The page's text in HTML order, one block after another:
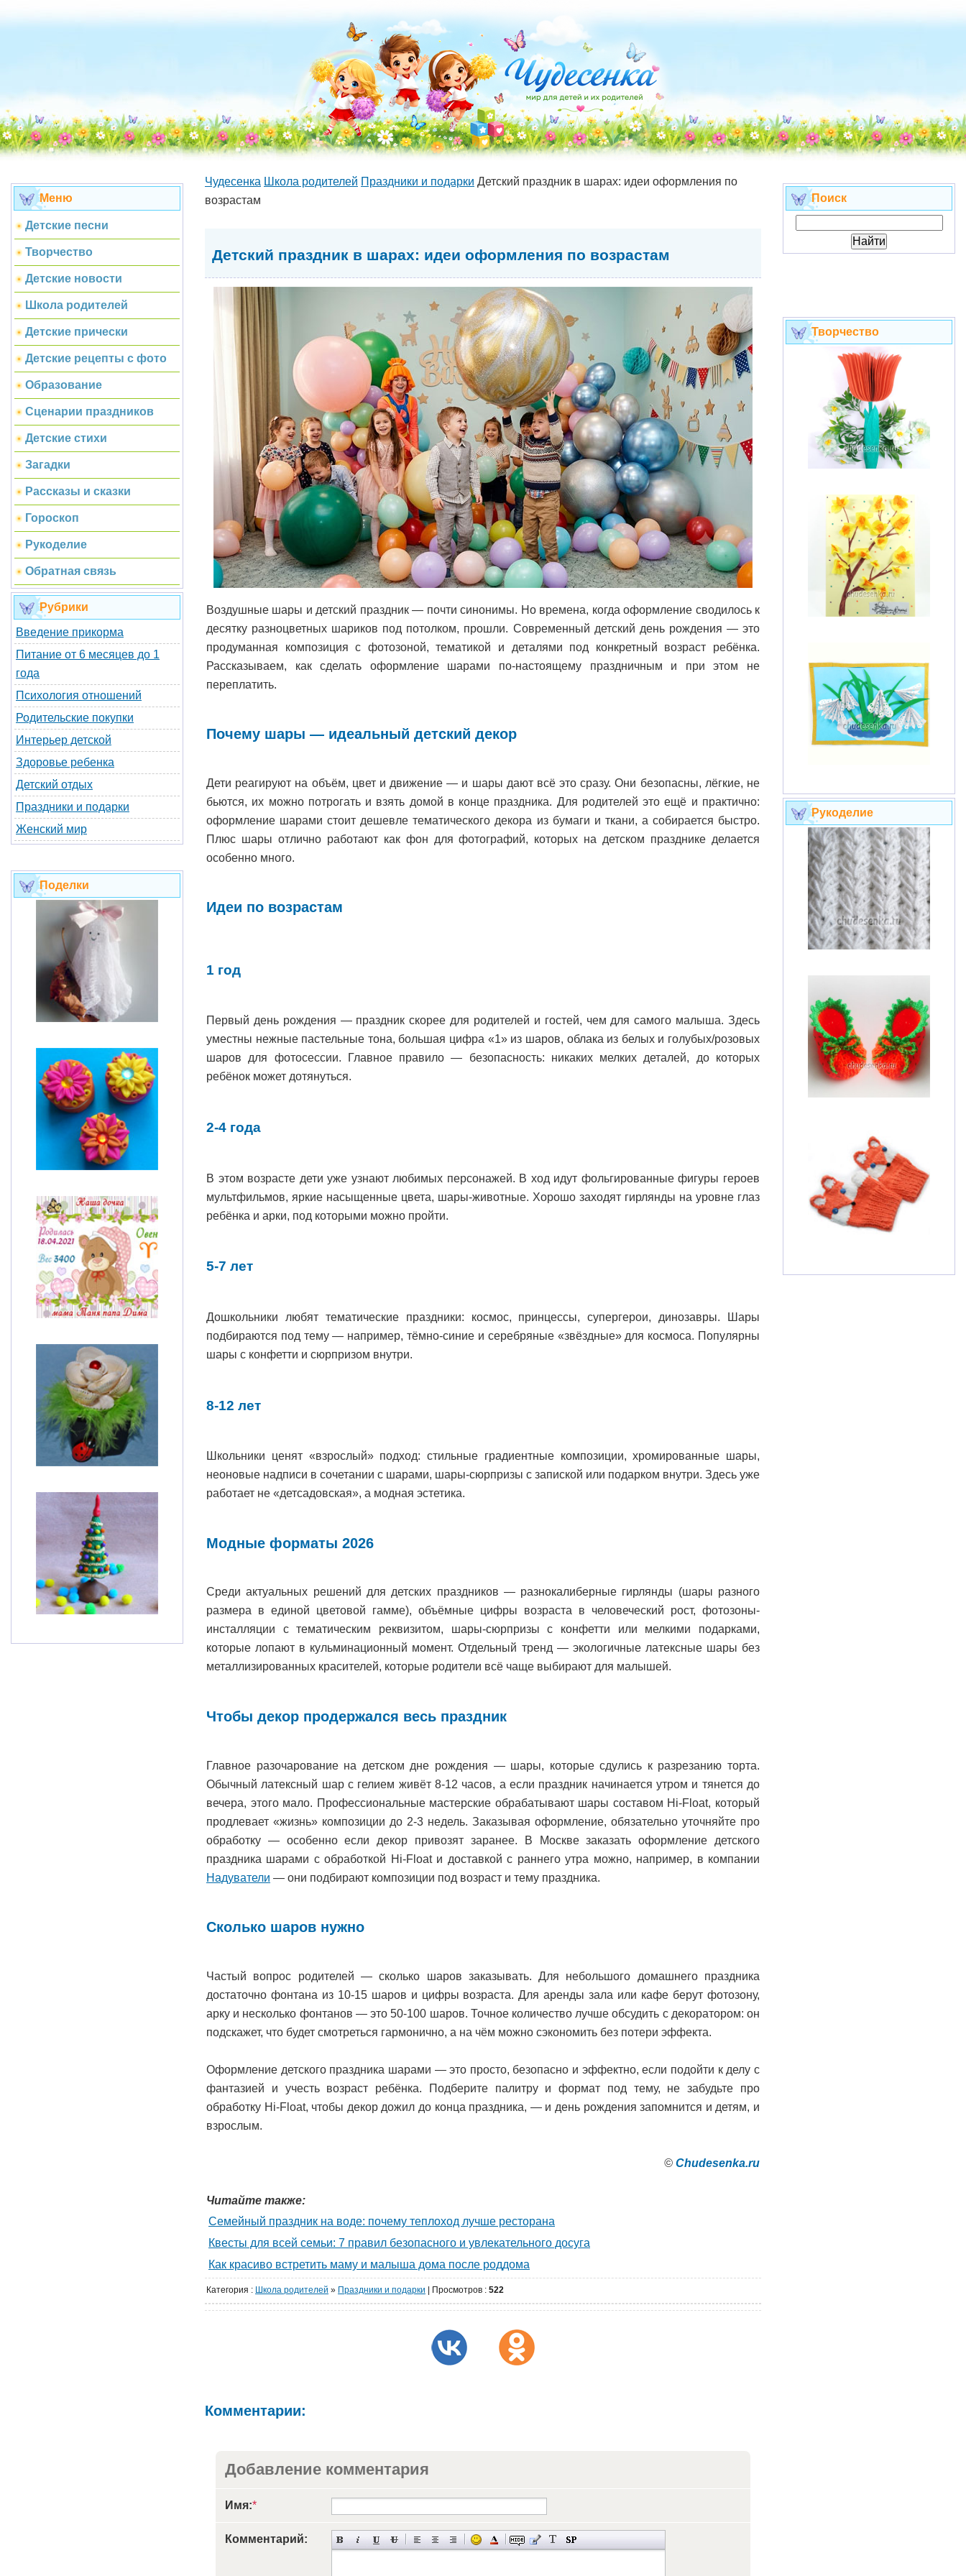
Меню
Детские песни
Творчество
Детские новости
Школа родителей
Детские прически
Детские рецепты с фото
Образование
Сценарии праздников
Детские стихи
Загадки
Рассказы и сказки
Гороскоп
Рукоделие
Обратная связь
Рубрики
Введение прикорма
Питание от 6 месяцев до 1
года
Психология отношений
Родительские покупки
Интерьер детской
Здоровье ребенка
Детский отдых
Праздники и подарки
Женский мир
Поделки
Чудесенка Школа родителей Праздники и подарки Детский праздник в шарах: идеи оформления по
возрастам
Детский праздник в шарах: идеи оформления по возрастам
Воздушные шары и детский праздник — почти синонимы. Но времена, когда оформление сводилось к
десятку разноцветных шариков под потолком, прошли. Современный детский день рождения — это
продуманная композиция с фотозоной, тематикой и деталями под конкретный возраст ребёнка.
Рассказываем, как сделать оформление шарами по-настоящему праздничным и при этом не
переплатить.
Почему шары — идеальный детский декор
Дети реагируют на объём, цвет и движение — и шары дают всё это сразу. Они безопасны, лёгкие, не
бьются, их можно потрогать и взять домой в конце праздника. Для родителей это ещё и практично:
оформление шарами стоит дешевле тематического декора из бумаги и ткани, а собирается быстро.
Плюс шары отлично работают как фон для фотографий, которых на детском празднике делается
особенно много.
Идеи по возрастам
1 год
Первый день рождения — праздник скорее для родителей и гостей, чем для самого малыша. Здесь
уместны нежные пастельные тона, большая цифра «1» из шаров, облака из белых и голубых/розовых
шаров для фотосессии. Главное правило — безопасность: никаких мелких деталей, до которых
ребёнок может дотянуться.
2-4 года
В этом возрасте дети уже узнают любимых персонажей. В ход идут фольгированные фигуры героев
мультфильмов, яркие насыщенные цвета, шары-животные. Хорошо заходят гирлянды на уровне глаз
ребёнка и арки, под которыми можно пройти.
5-7 лет
Дошкольники любят тематические праздники: космос, принцессы, супергерои, динозавры. Шары
подбираются под тему — например, тёмно-синие и серебряные «звёздные» для космоса. Популярны
шары с конфетти и сюрпризом внутри.
8-12 лет
Школьники ценят «взрослый» подход: стильные градиентные композиции, хромированные шары,
неоновые надписи в сочетании с шарами, шары-сюрпризы с запиской или подарком внутри. Здесь уже
работает не «детсадовская», а модная эстетика.
Модные форматы 2026
Среди актуальных решений для детских праздников — разнокалиберные гирлянды (шары разного
размера в единой цветовой гамме), объёмные цифры возраста в человеческий рост, фотозоны-
инсталляции с тематическим реквизитом, шары-сюрпризы с конфетти или мелкими подарками,
которые лопают в кульминационный момент. Отдельный тренд — экологичные латексные шары без
металлизированных красителей, которые родители всё чаще выбирают для малышей.
Чтобы декор продержался весь праздник
Главное разочарование на детском дне рождения — шары, которые сдулись к разрезанию торта.
Обычный латексный шар с гелием живёт 8-12 часов, а если праздник начинается утром и тянется до
вечера, этого мало. Профессиональные мастерские обрабатывают шары составом Hi-Float, который
продлевает «жизнь» композиции до 2-3 недель. Заказывая оформление, обязательно уточняйте про
обработку — особенно если декор привозят заранее. В Москве заказать оформление детского
праздника шарами с обработкой Hi-Float и доставкой с раннего утра можно, например, в компании
Надуватели — они подбирают композиции под возраст и тему праздника.
Сколько шаров нужно
Частый вопрос родителей — сколько шаров заказывать. Для небольшого домашнего праздника
достаточно фонтана из 10-15 шаров и цифры возраста. Для аренды зала или кафе берут фотозону,
арку и несколько фонтанов — это 50-100 шаров. Точное количество лучше обсудить с декоратором: он
подскажет, что будет смотреться гармонично, а на чём можно сэкономить без потери эффекта.
Оформление детского праздника шарами — это просто, безопасно и эффектно, если подойти к делу с
фантазией и учесть возраст ребёнка. Подберите палитру и формат под тему, не забудьте про
обработку Hi-Float, чтобы декор дожил до конца праздника, — и день рождения запомнится и детям, и
взрослым.
© Сhudesenka.ru
Читайте также:
Семейный праздник на воде: почему теплоход лучше ресторана
Квесты для всей семьи: 7 правил безопасного и увлекательного досуга
Как красиво встретить маму и малыша дома после роддома
Категория : Школа родителей » Праздники и подарки | Просмотров : 522
Комментарии:
Добавление комментария
Имя:*
Комментарий:
Поиск
Творчество
Рукоделие